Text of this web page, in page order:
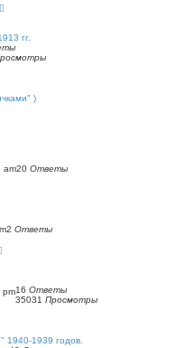
гг.
)
am20 Ответы
2 Ответы
pm16 Ответы
35031 Просмотры
1940-1939 годов.